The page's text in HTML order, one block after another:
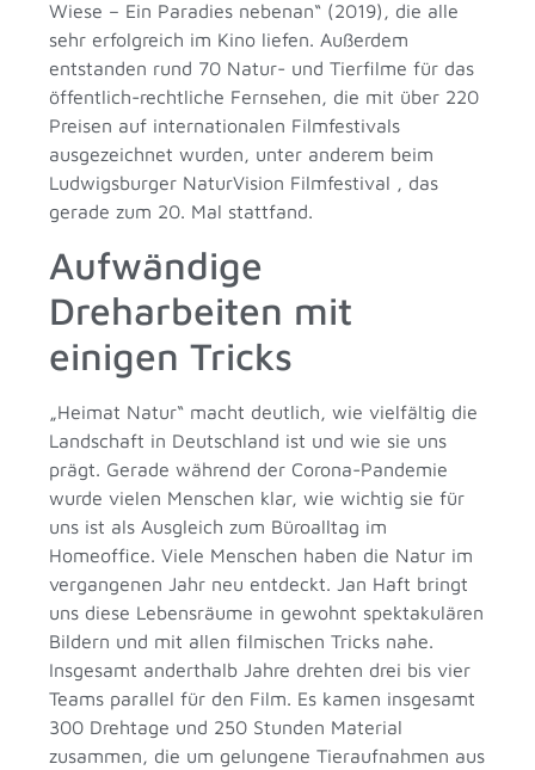
Wiese – Ein Paradies nebenan“ (2019), die alle
sehr erfolgreich im Kino liefen. Außerdem
entstanden rund 70 Natur- und Tierfilme für das
öffentlich-rechtliche Fernsehen, die mit über 220
Preisen auf internationalen Filmfestivals
ausgezeichnet wurden, unter anderem beim
Ludwigsburger NaturVision Filmfestival , das
gerade zum 20. Mal stattfand.
Aufwändige
Dreharbeiten mit
einigen Tricks
„Heimat Natur“ macht deutlich, wie vielfältig die
Landschaft in Deutschland ist und wie sie uns
prägt. Gerade während der Corona-Pandemie
wurde vielen Menschen klar, wie wichtig sie für
uns ist als Ausgleich zum Büroalltag im
Homeoffice. Viele Menschen haben die Natur im
vergangenen Jahr neu entdeckt. Jan Haft bringt
uns diese Lebensräume in gewohnt spektakulären
Bildern und mit allen filmischen Tricks nahe.
Insgesamt anderthalb Jahre drehten drei bis vier
Teams parallel für den Film. Es kamen insgesamt
300 Drehtage und 250 Stunden Material
zusammen, die um gelungene Tieraufnahmen aus